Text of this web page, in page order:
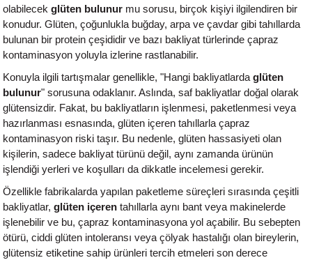
olabilecek glüten bulunur mu sorusu, birçok kişiyi ilgilendiren bir
konudur. Glüten, çoğunlukla buğday, arpa ve çavdar gibi tahıllarda
bulunan bir protein çeşididir ve bazı bakliyat türlerinde çapraz
kontaminasyon yoluyla izlerine rastlanabilir.
Konuyla ilgili tartışmalar genellikle, "Hangi bakliyatlarda glüten
bulunur" sorusuna odaklanır. Aslında, saf bakliyatlar doğal olarak
glütensizdir. Fakat, bu bakliyatların işlenmesi, paketlenmesi veya
hazırlanması esnasında, glüten içeren tahıllarla çapraz
kontaminasyon riski taşır. Bu nedenle, glüten hassasiyeti olan
kişilerin, sadece bakliyat türünü değil, aynı zamanda ürünün
işlendiği yerleri ve koşulları da dikkatle incelemesi gerekir.
Özellikle fabrikalarda yapılan paketleme süreçleri sırasında çeşitli
bakliyatlar, glüten içeren tahıllarla aynı bant veya makinelerde
işlenebilir ve bu, çapraz kontaminasyona yol açabilir. Bu sebepten
ötürü, ciddi glüten intoleransı veya çölyak hastalığı olan bireylerin,
glütensiz etiketine sahip ürünleri tercih etmeleri son derece